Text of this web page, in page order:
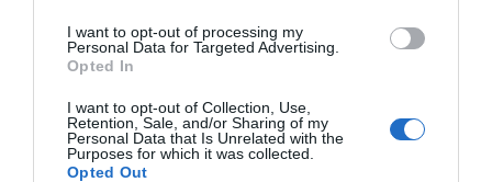
I want to opt-out of processing my
Personal Data for Targeted Advertising.
Opted In
I want to opt-out of Collection, Use,
Retention, Sale, and/or Sharing of my
Personal Data that Is Unrelated with the
Purposes for which it was collected.
Opted Out